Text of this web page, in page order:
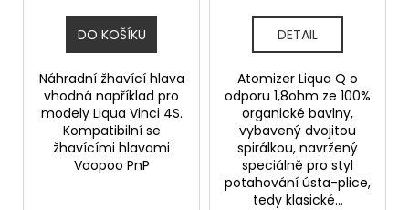
DO KOŠÍKU
Náhradní žhavící hlava
vhodná například pro
modely Liqua Vinci 4S.
Kompatibilní se
žhavícími hlavami
Voopoo PnP
DETAIL
Atomizer Liqua Q o
odporu 1,8ohm ze 100%
organické bavlny,
vybavený dvojitou
spirálkou, navržený
speciálně pro styl
potahování ústa-plice,
tedy klasické...